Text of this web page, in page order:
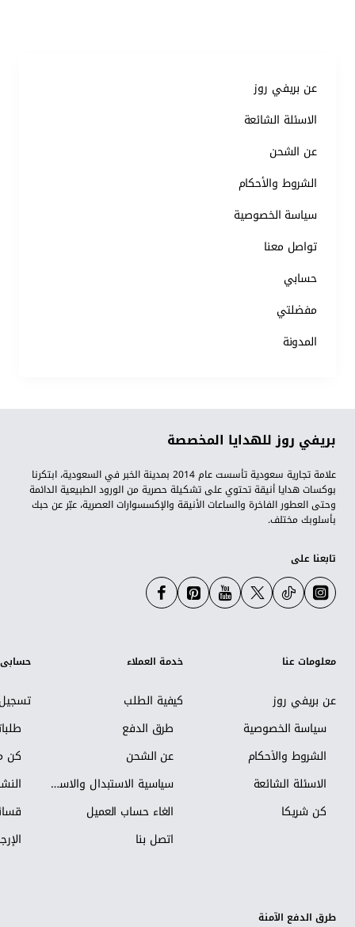
عن بريفي روز
الاسئلة الشائعة
عن الشحن
الشروط والأحكام
سياسة الخصوصية
تواصل معنا
حسابي
مفضلتي
المدونة
بريفي روز للهدايا المخصصة
علامة تجارية سعودية تأسست عام 2014 بمدينة الخبر في السعودية، ابتكرنا
بوكسات هدايا أنيقة تحتوي على تشكيلة حصرية من الورود الطبيعية الدائمة
وحتى العطور الفاخرة والساعات الأنيقة والإكسسوارات العصرية، عبّر عن حبك
بأسلوبك مختلف.
تابعنا على
معلومات عنا
عن بريفي روز
سياسة الخصوصية
الشروط والأحكام
الاسئلة الشائعة
كن شريكاً
خدمة العملاء
كيفية الطلب
طرق الدفع
عن الشحن
سياسية الاستبدال والاسترجاع
الغاء حساب العميل
اتصل بنا
حسابي
كن
طرق الدفع الآمنة